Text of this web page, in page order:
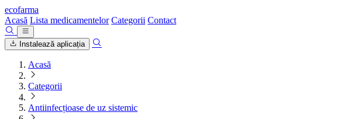
ecofarma
Acasă Lista medicamentelor Categorii Contact
Instalează aplicația
Acasă
Categorii
Antiinfecțioase de uz sistemic